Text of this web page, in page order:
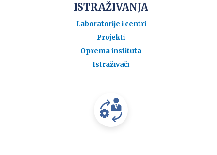
ISTRAŽIVANJA
Laboratorije i centri
Projekti
Oprema instituta
Istraživači